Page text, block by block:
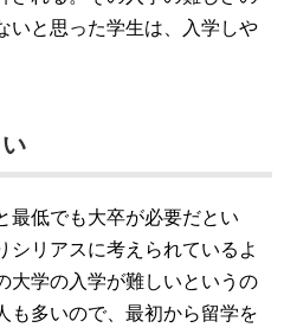
いと思った学生は、入学しや
最低でも大卒が必要だとい
シリアスに考えられているよ
大学の入学が難しいというの
も多いので、最初から留学を